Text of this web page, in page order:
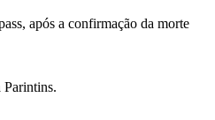
após a confirmação da morte